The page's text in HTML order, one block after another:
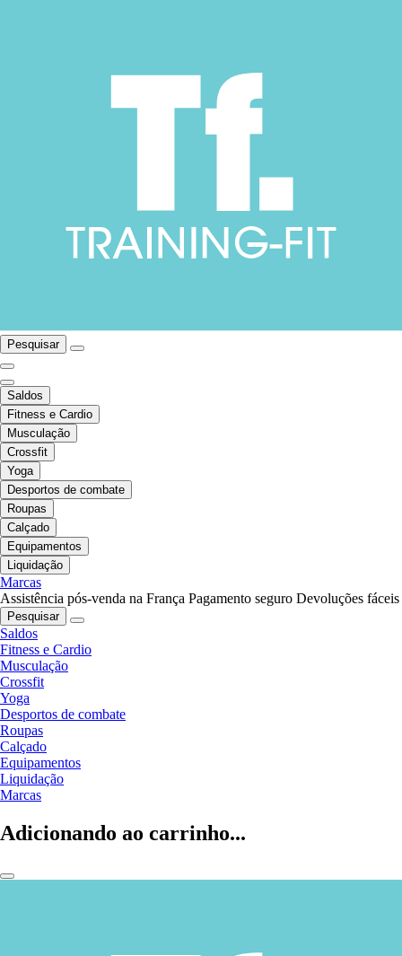
Pesquisar
Saldos
Fitness e Cardio
Musculação
Crossfit
Yoga
Desportos de combate
Roupas
Calçado
Equipamentos
Liquidação
Marcas
Assistência pós-venda na França Pagamento seguro Devoluções fáceis
Pesquisar
Saldos
Fitness e Cardio
Musculação
Crossfit
Yoga
Desportos de combate
Roupas
Calçado
Equipamentos
Liquidação
Marcas
Adicionando ao carrinho...